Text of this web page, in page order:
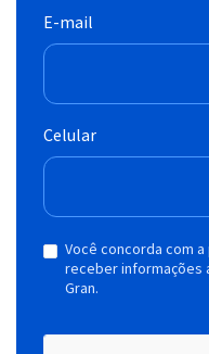
E-mail
Celular
Você concorda com
receber informações
Gran.